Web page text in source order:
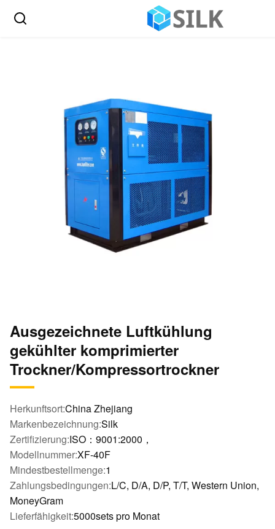
Ausgezeichnete Luftkühlung
gekühlter komprimierter
Trockner/Kompressortrockner
Herkunftsort:China Zhejiang
Markenbezeichnung:Silk
Zertifizierung:ISO：9001:2000，
Modellnummer:XF-40F
Mindestbestellmenge:1
Zahlungsbedingungen:L/C, D/A, D/P, T/T, Western Union,
MoneyGram
Lieferfähigkeit:5000sets pro Monat